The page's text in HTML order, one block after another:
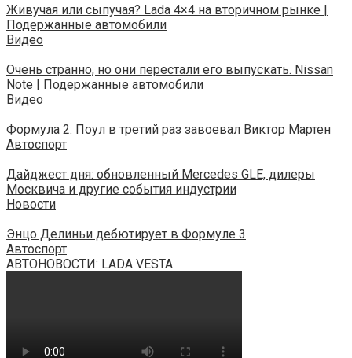
Живучая или сыпучая? Lada 4×4 на вторичном рынке |
Подержанные автомобили
Видео
Очень странно, но они перестали его выпускать. Nissan
Note | Подержанные автомобили
Видео
Формула 2: Поул в третий раз завоевал Виктор Мартен
Автоспорт
Дайджест дня: обновленный Mercedes GLE, дилеры
Москвича и другие события индустрии
Новости
Энцо Делиньи дебютирует в Формуле 3
Автоспорт
АВТОНОВОСТИ: LADA VESTA